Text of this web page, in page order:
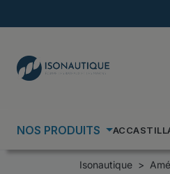
NOS PRODUITS
Isonautique